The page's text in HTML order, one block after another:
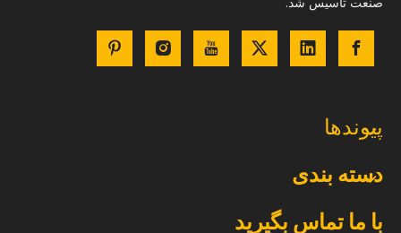
پیوندها
دسته بندی
با ما تماس بگیرید